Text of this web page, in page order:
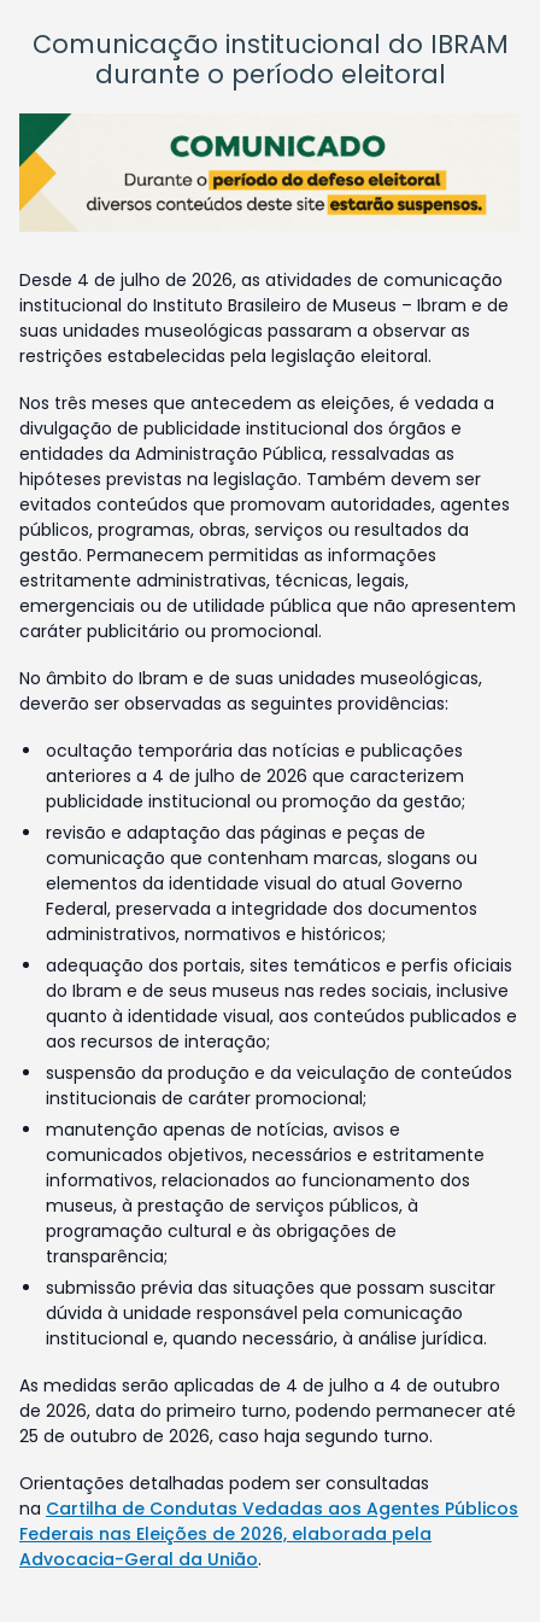
Comunicação institucional do IBRAM
durante o período eleitoral
Desde 4 de julho de 2026, as atividades de comunicação
institucional do Instituto Brasileiro de Museus – Ibram e de
suas unidades museológicas passaram a observar as
restrições estabelecidas pela legislação eleitoral.
Nos três meses que antecedem as eleições, é vedada a
divulgação de publicidade institucional dos órgãos e
entidades da Administração Pública, ressalvadas as
hipóteses previstas na legislação. Também devem ser
evitados conteúdos que promovam autoridades, agentes
públicos, programas, obras, serviços ou resultados da
gestão. Permanecem permitidas as informações
estritamente administrativas, técnicas, legais,
emergenciais ou de utilidade pública que não apresentem
caráter publicitário ou promocional.
No âmbito do Ibram e de suas unidades museológicas,
deverão ser observadas as seguintes providências:
ocultação temporária das notícias e publicações
anteriores a 4 de julho de 2026 que caracterizem
publicidade institucional ou promoção da gestão;
revisão e adaptação das páginas e peças de
comunicação que contenham marcas, slogans ou
elementos da identidade visual do atual Governo
Federal, preservada a integridade dos documentos
administrativos, normativos e históricos;
adequação dos portais, sites temáticos e perfis oficiais
do Ibram e de seus museus nas redes sociais, inclusive
quanto à identidade visual, aos conteúdos publicados e
aos recursos de interação;
suspensão da produção e da veiculação de conteúdos
institucionais de caráter promocional;
manutenção apenas de notícias, avisos e
comunicados objetivos, necessários e estritamente
informativos, relacionados ao funcionamento dos
museus, à prestação de serviços públicos, à
programação cultural e às obrigações de
transparência;
submissão prévia das situações que possam suscitar
dúvida à unidade responsável pela comunicação
institucional e, quando necessário, à análise jurídica.
As medidas serão aplicadas de 4 de julho a 4 de outubro
de 2026, data do primeiro turno, podendo permanecer até
25 de outubro de 2026, caso haja segundo turno.
Orientações detalhadas podem ser consultadas
na Cartilha de Condutas Vedadas aos Agentes Públicos
Federais nas Eleições de 2026, elaborada pela
Advocacia-Geral da União.